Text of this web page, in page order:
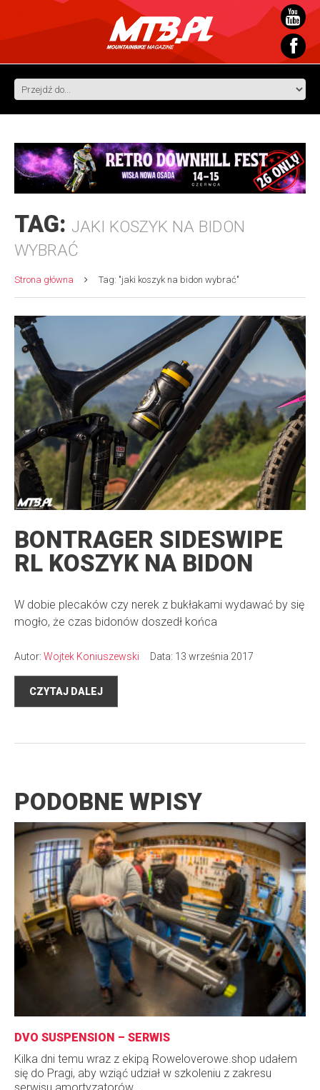
TAG: JAKI KOSZYK NA BIDON
WYBRAĆ
Strona główna Tag: "jaki koszyk na bidon wybrać"
BONTRAGER SIDESWIPE
RL KOSZYK NA BIDON
W dobie plecaków czy nerek z bukłakami wydawać by się
mogło, że czas bidonów doszedł końca
Autor: Wojtek Koniuszewski Data: 13 września 2017
CZYTAJ DALEJ
PODOBNE WPISY
DVO SUSPENSION – SERWIS
Kilka dni temu wraz z ekipą Roweloverowe.shop udałem
się do Pragi, aby wziąć udział w szkoleniu z zakresu